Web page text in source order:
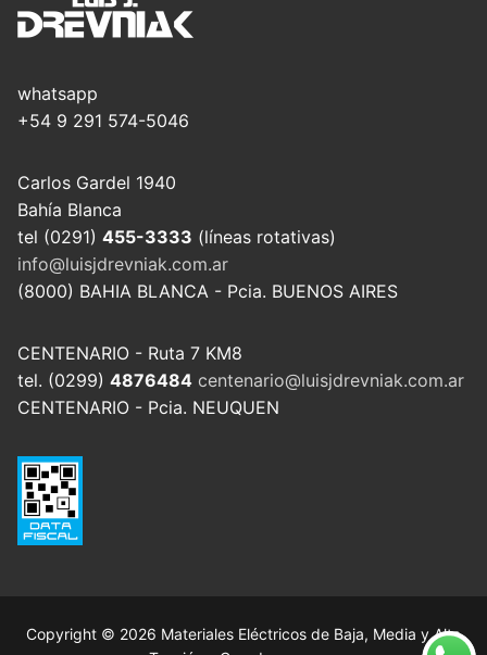
whatsapp
+54 9 291 574-5046
Carlos Gardel 1940
Bahía Blanca
tel (0291) 455-3333 (líneas rotativas)
info@luisjdrevniak.com.ar
(8000) BAHIA BLANCA - Pcia. BUENOS AIRES
CENTENARIO - Ruta 7 KM8
tel. (0299) 4876484 centenario@luisjdrevniak.com.ar
CENTENARIO - Pcia. NEUQUEN
Copyright © 2026 Materiales Eléctricos de Baja, Media y Alta